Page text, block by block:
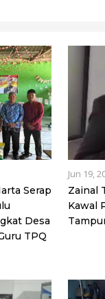
Serap
Desa
TPQ
Jun 19,
Zainal
Kawal